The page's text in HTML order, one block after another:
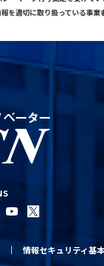
適切に取り扱っている事業
情報セキュリティ基